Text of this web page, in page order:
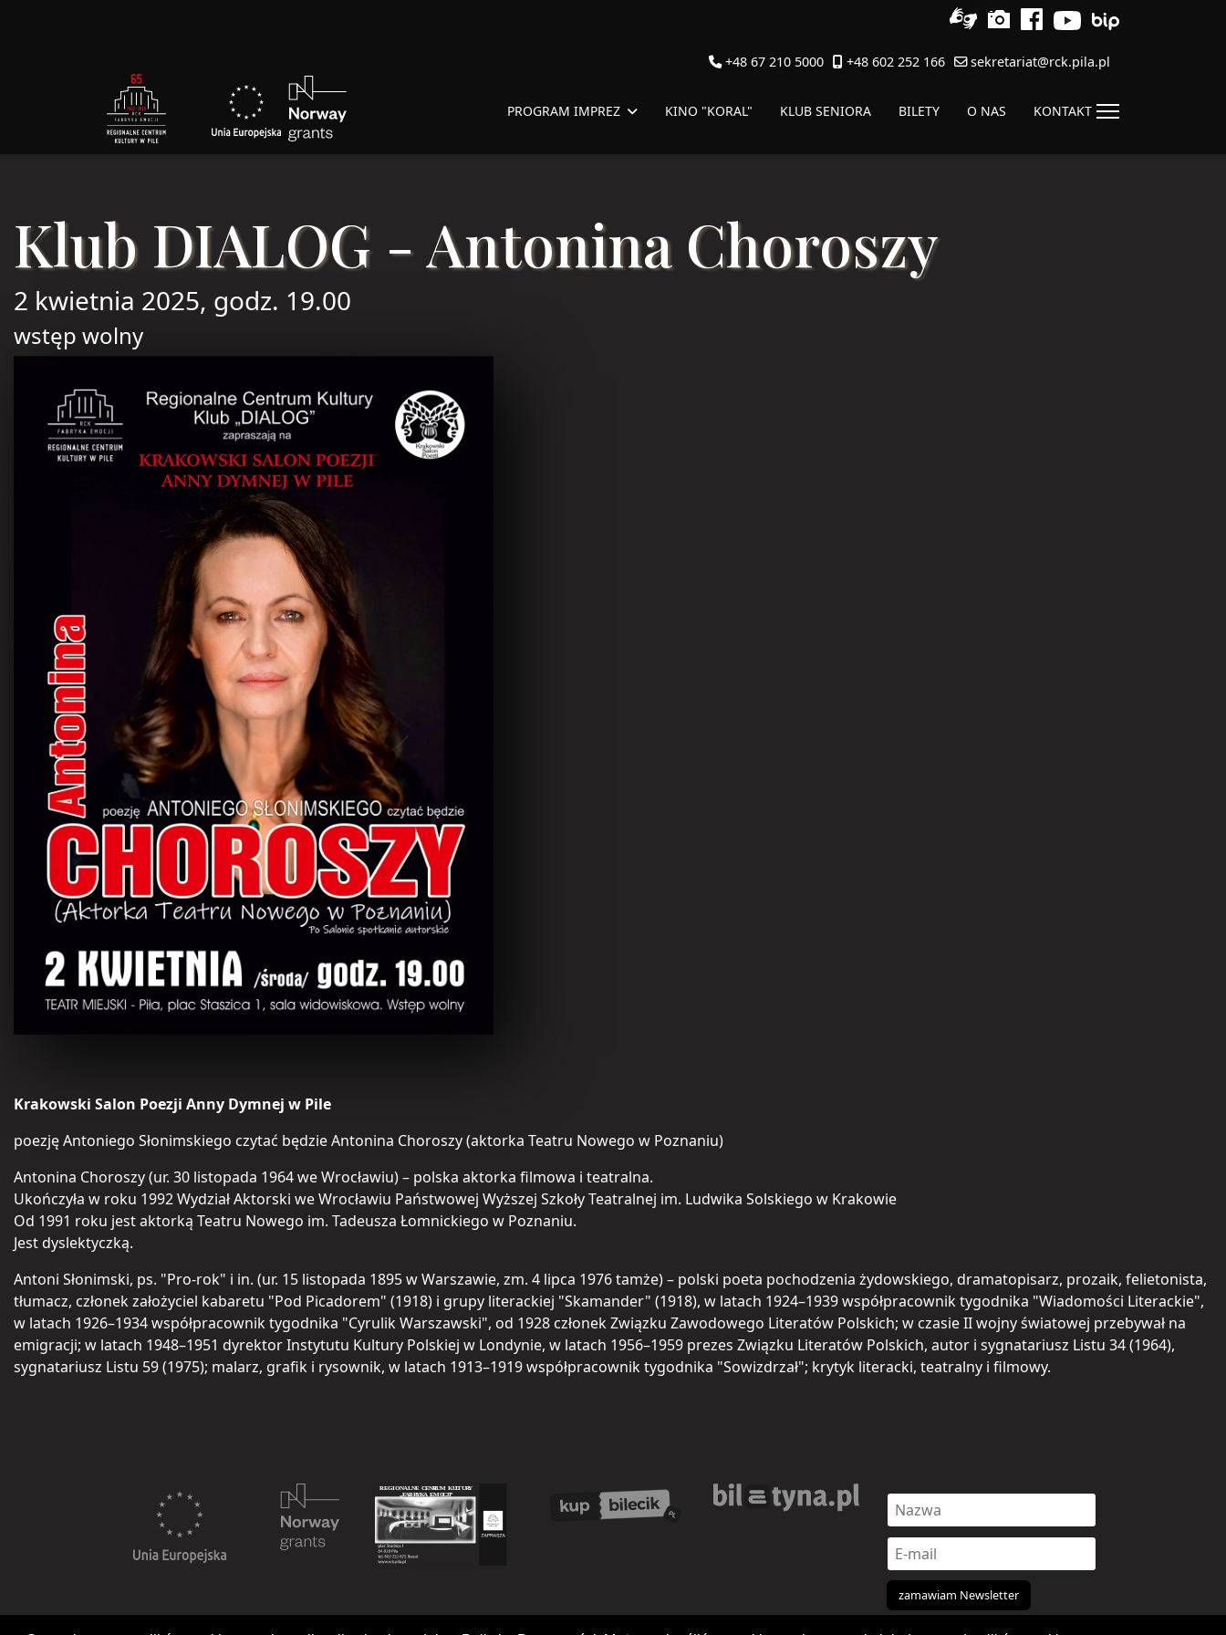
+48 67 210 5000 +48 602 252 166 sekretariat@rck.pila.pl
PROGRAM IMPREZ KINO "KORAL" KLUB SENIORA BILETY O NAS KONTAKT
Klub DIALOG - Antonina Choroszy
2 kwietnia 2025, godz. 19.00
wstęp wolny
Krakowski Salon Poezji Anny Dymnej w Pile
poezję Antoniego Słonimskiego czytać będzie Antonina Choroszy (aktorka Teatru Nowego w Poznaniu)
Antonina Choroszy (ur. 30 listopada 1964 we Wrocławiu) – polska aktorka filmowa i teatralna.
Ukończyła w roku 1992 Wydział Aktorski we Wrocławiu Państwowej Wyższej Szkoły Teatralnej im. Ludwika Solskiego w Krakowie
Od 1991 roku jest aktorką Teatru Nowego im. Tadeusza Łomnickiego w Poznaniu.
Jest dyslektyczką.
Antoni Słonimski, ps. "Pro-rok" i in. (ur. 15 listopada 1895 w Warszawie, zm. 4 lipca 1976 tamże) – polski poeta pochodzenia żydowskiego, dramatopisarz, prozaik, felietonista,
tłumacz, członek założyciel kabaretu "Pod Picadorem" (1918) i grupy literackiej "Skamander" (1918), w latach 1924–1939 współpracownik tygodnika "Wiadomości Literackie",
w latach 1926–1934 współpracownik tygodnika "Cyrulik Warszawski", od 1928 członek Związku Zawodowego Literatów Polskich; w czasie II wojny światowej przebywał na
emigracji; w latach 1948–1951 dyrektor Instytutu Kultury Polskiej w Londynie, w latach 1956–1959 prezes Związku Literatów Polskich, autor i sygnatariusz Listu 34 (1964),
sygnatariusz Listu 59 (1975); malarz, grafik i rysownik, w latach 1913–1919 współpracownik tygodnika "Sowizdrzał"; krytyk literacki, teatralny i filmowy.